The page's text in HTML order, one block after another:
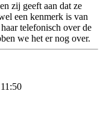
zij geeft aan dat ze
een kenmerk is van
telefonisch over de
we het er nog over.